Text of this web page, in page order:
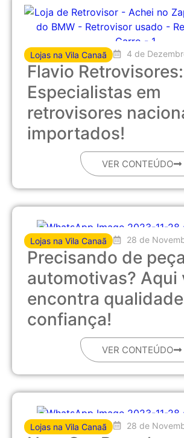
Lojas na Vila Canaã 4 de
Flavio Retrovisores:
Especialistas em
retrovisores
importados!
VER CONTEÚDO
Lojas na Vila Canaã 28 de
Precisando de
automotivas? Aqui
encontra
confiança!
VER CONTEÚDO
Lojas na Vila Canaã 28 de